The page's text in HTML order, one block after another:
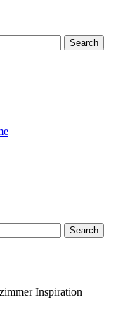
Search
Search
Inspiration